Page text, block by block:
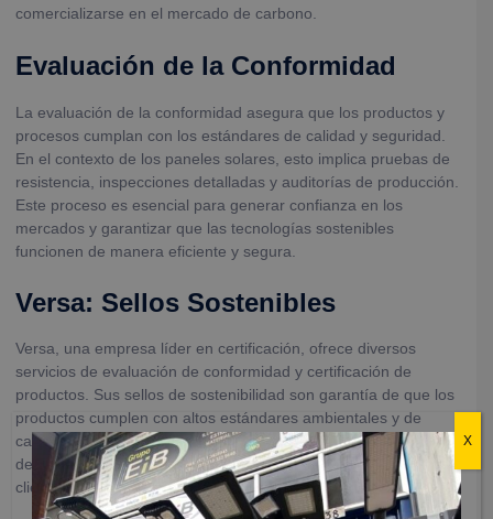
comercializarse en el mercado de carbono.
Evaluación de la Conformidad
La evaluación de la conformidad asegura que los productos y
procesos cumplan con los estándares de calidad y seguridad.
En el contexto de los paneles solares, esto implica pruebas de
resistencia, inspecciones detalladas y auditorías de producción.
Este proceso es esencial para generar confianza en los
mercados y garantizar que las tecnologías sostenibles
funcionen de manera eficiente y segura.
Versa: Sellos Sostenibles
Versa, una empresa líder en certificación, ofrece diversos
servicios de evaluación de conformidad y certificación de
productos. Sus sellos de sostenibilidad son garantía de que los
productos cumplen con altos estándares ambientales y de
calidad. La empresa también apoya la validación y verificación
de proyectos que generan bonos de carbono, ayudando a los
clientes a ser competitivos en los mercados de carbono.
X